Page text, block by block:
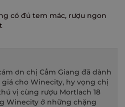
có đủ tem mác, rượu ngon
ơn chị Cẩm Giang đã dành
cho Winecity, hy vọng chị
vị cùng rượu Mortlach 18
Winecity ở những chặng